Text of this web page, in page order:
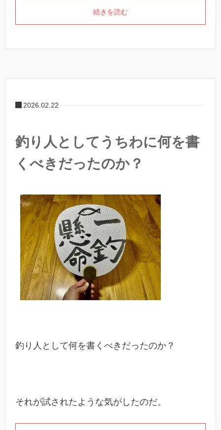
続きを読む
2026.02.22
釣り人としてうちわに何を書
くべきだったのか？
釣り人として何を書くべきだったのか？
それが試されたような気がしたのだ。